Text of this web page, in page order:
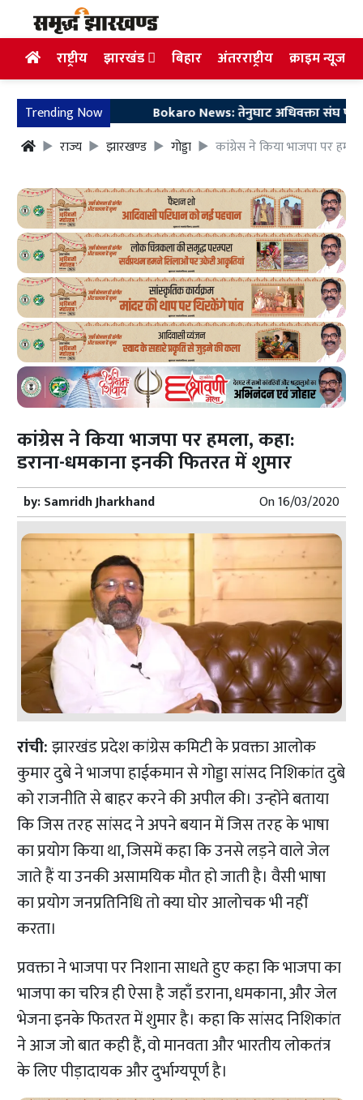
राष्ट्रीय झारखंड बिहार अंतरराष्ट्रीय क्राइम न्यूज
Trending Now
Bokaro News: तेनुघाट अधिवक्ता संघ परिसर
राज्य
झारखण्ड गोड्डा कांग्रेस ने किया भाजपा पर
कांग्रेस ने किया भाजपा पर हमला, कहा:
डराना-धमकाना इनकी फितरत में शुमार
by:Samridh Jharkhand On16/03/2020
रांची:झारखंड प्रदेश कांग्रेस कमिटी के प्रवक्ता आलोक
कुमार दुबे ने भाजपा हाईकमान से गोड्डा सांसद निशिकांत दुबे
को राजनीति से बाहर करने की अपील की। उन्होंने बताया
कि जिस तरह सांसद ने अपने बयान में जिस तरह के भाषा
का प्रयोग किया था, जिसमें कहा कि उनसे लड़ने वाले जेल
जाते हैं या उनकी असामयिक मौत हो जाती है। वैसी भाषा
का प्रयोग जनप्रतिनिधि तो क्या घोर आलोचक भी नहीं
करता।
प्रवक्ता ने भाजपा पर निशाना साधते हुए कहा कि भाजपा का
भाजपा का चरित्र ही ऐसा है जहाँ डराना, धमकाना, और जेल
भेजना इनके फितरत में शुमार है। कहा कि सांसद निशिकांत
ने आज जो बात कही हैं, वो मानवता और भारतीय लोकतंत्र
के लिए पीड़ादायक और दुर्भाग्यपूर्ण है।